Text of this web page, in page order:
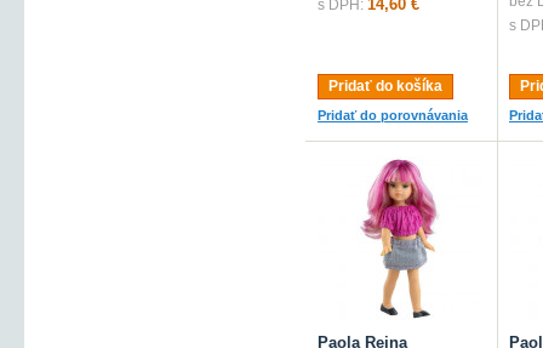
s DPH: 14,60 €
Pridať do košíka
Pridať do porovnávania
s
Paola Reina